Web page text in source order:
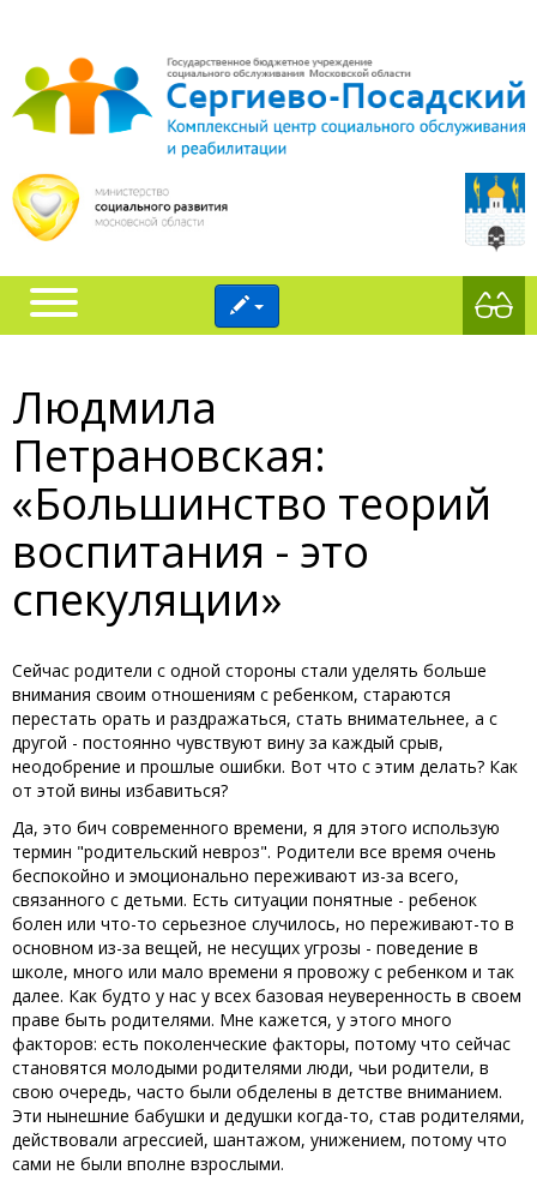
Людмила
Петрановская:
«Большинство теорий
воспитания - это
спекуляции»
Сейчас родители с одной стороны стали уделять больше
внимания своим отношениям с ребенком, стараются
перестать орать и раздражаться, стать внимательнее, а с
другой - постоянно чувствуют вину за каждый срыв,
неодобрение и прошлые ошибки. Вот что с этим делать? Как
от этой вины избавиться?
Да, это бич современного времени, я для этого использую
термин "родительский невроз". Родители все время очень
беспокойно и эмоционально переживают из-за всего,
связанного с детьми. Есть ситуации понятные - ребенок
болен или что-то серьезное случилось, но переживают-то в
основном из-за вещей, не несущих угрозы - поведение в
школе, много или мало времени я провожу с ребенком и так
далее. Как будто у нас у всех базовая неуверенность в своем
праве быть родителями. Мне кажется, у этого много
факторов: есть поколенческие факторы, потому что сейчас
становятся молодыми родителями люди, чьи родители, в
свою очередь, часто были обделены в детстве вниманием.
Эти нынешние бабушки и дедушки когда-то, став родителями,
действовали агрессией, шантажом, унижением, потому что
сами не были вполне взрослыми.